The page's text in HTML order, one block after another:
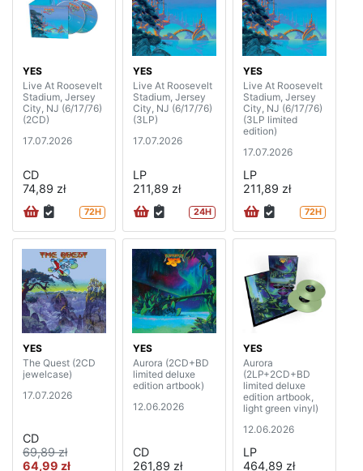
YES
Live At Roosevelt
Stadium, Jersey
City, NJ (6/17/76)
(2CD)
17.07.2026
CD
74,89 zł
72H
YES
Live At Roosevelt
Stadium, Jersey
City, NJ (6/17/76)
(3LP)
17.07.2026
LP
211,89 zł
24H
YES
Live At Roosevelt
Stadium, Jersey
City, NJ (6/17/76)
(3LP limited
edition)
17.07.2026
LP
211,89 zł
72H
YES
The Quest (2CD
jewelcase)
17.07.2026
CD
69,89 zł
64,99 zł
YES
Aurora (2CD+BD
limited deluxe
edition artbook)
12.06.2026
CD
261,89 zł
YES
Aurora
(2LP+2CD+BD
limited deluxe
edition artbook,
light green vinyl)
12.06.2026
LP
464,89 zł